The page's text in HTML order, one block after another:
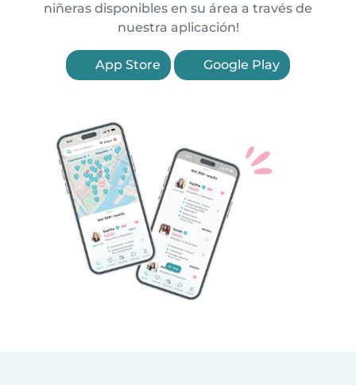
niñeras disponibles en su área a través de
nuestra aplicación!
App Store Google Play